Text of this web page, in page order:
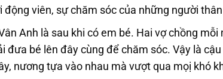
viên, sự chăm sóc của những người
Anh là sau khi có em bé. Hai vợ chồng
đưa bé lên đây cùng để chăm sóc. Vậy là
nương tựa vào nhau mà vượt qua mọị khó